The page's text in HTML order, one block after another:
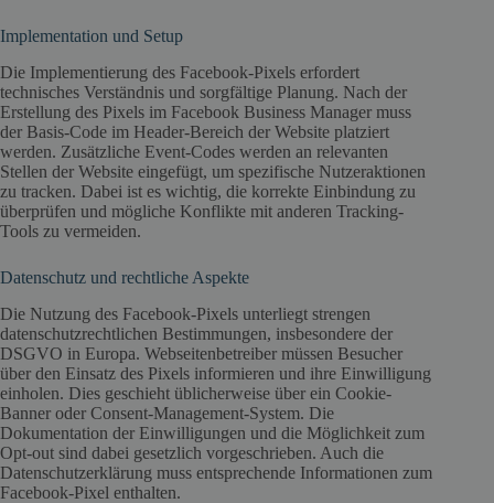
Implementation und Setup
Die Implementierung des Facebook-Pixels erfordert
technisches Verständnis und sorgfältige Planung. Nach der
Erstellung des Pixels im Facebook Business Manager muss
der Basis-Code im Header-Bereich der Website platziert
werden. Zusätzliche Event-Codes werden an relevanten
Stellen der Website eingefügt, um spezifische Nutzeraktionen
zu tracken. Dabei ist es wichtig, die korrekte Einbindung zu
überprüfen und mögliche Konflikte mit anderen Tracking-
Tools zu vermeiden.
Datenschutz und rechtliche Aspekte
Die Nutzung des Facebook-Pixels unterliegt strengen
datenschutzrechtlichen Bestimmungen, insbesondere der
DSGVO in Europa. Webseitenbetreiber müssen Besucher
über den Einsatz des Pixels informieren und ihre Einwilligung
einholen. Dies geschieht üblicherweise über ein Cookie-
Banner oder Consent-Management-System. Die
Dokumentation der Einwilligungen und die Möglichkeit zum
Opt-out sind dabei gesetzlich vorgeschrieben. Auch die
Datenschutzerklärung muss entsprechende Informationen zum
Facebook-Pixel enthalten.